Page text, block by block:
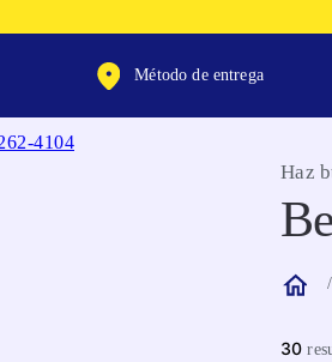
4104
Método de entrega
Haz
30